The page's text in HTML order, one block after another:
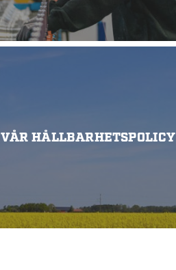
VÅR HÅLLBARHETSPOLICY